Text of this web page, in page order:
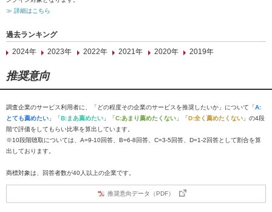
≫ 詳細はこちら
過去ランキング
2024年
2023年 2022年 2021年 2020年 2019年
推奨意向
調査企業のサービス利用者に、「どの程度その企業のサービスを推奨したいか」について「A:
とても薦めたい 」「B:まあ薦めたい 」「C:あまり薦めたくない 」「D:全く薦めたくない 」の4段
階で評価をしてもらい比率を算出しています。
※10段階聴取については、A=9-10回答、B=6-8回答、C=3-5回答、D=1-2回答として割合を算
出しております。
商標対象は、回答者数が40人以上の企業です。
推奨意向データ（PDF）